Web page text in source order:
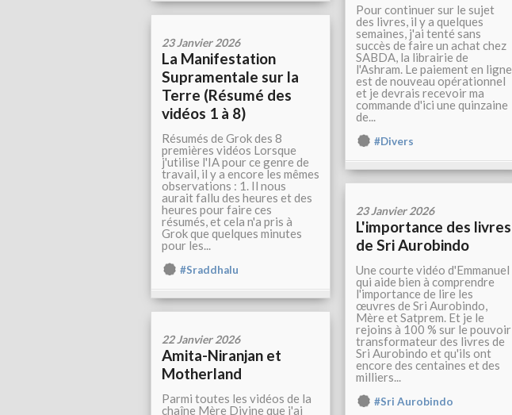
Pour continuer sur le sujet
des livres, il y a quelques
semaines, j'ai tenté sans
succès de faire un achat chez
SABDA, la librairie de
l'Ashram. Le paiement en ligne
est de nouveau opérationnel
et je devrais recevoir ma
commande d'ici une quinzaine
de...
#Divers
23 Janvier 2026
La Manifestation
Supramentale sur la
Terre (Résumé des
vidéos 1 à 8)
Résumés de Grok des 8
premières vidéos Lorsque
j'utilise l'IA pour ce genre de
travail, il y a encore les mêmes
observations : 1. Il nous
aurait fallu des heures et des
heures pour faire ces
résumés, et cela n'a pris à
Grok que quelques minutes
pour les...
#Sraddhalu
23 Janvier 2026
L'importance des livres
de Sri Aurobindo
Une courte vidéo d'Emmanuel
qui aide bien à comprendre
l'importance de lire les
œuvres de Sri Aurobindo,
Mère et Satprem. Et je le
rejoins à 100 % sur le pouvoir
transformateur des livres de
Sri Aurobindo et qu'ils ont
encore des centaines et des
milliers...
#Sri Aurobindo
22 Janvier 2026
Amita-Niranjan et
Motherland
Parmi toutes les vidéos de la
chaîne Mère Divine que j'ai